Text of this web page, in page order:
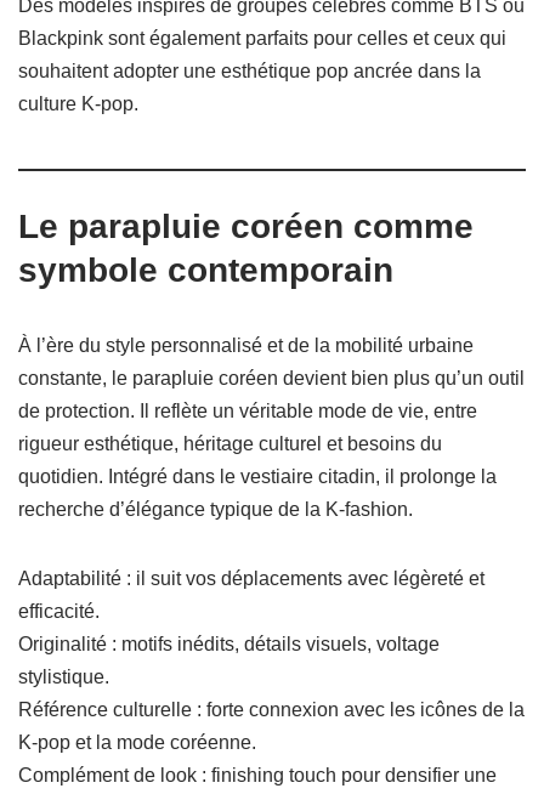
Des modèles inspirés de groupes célèbres comme BTS ou
Blackpink sont également parfaits pour celles et ceux qui
souhaitent adopter une esthétique pop ancrée dans la
culture K-pop.
Le parapluie coréen comme
symbole contemporain
À l’ère du style personnalisé et de la mobilité urbaine
constante, le parapluie coréen devient bien plus qu’un outil
de protection. Il reflète un véritable mode de vie, entre
rigueur esthétique, héritage culturel et besoins du
quotidien. Intégré dans le vestiaire citadin, il prolonge la
recherche d’élégance typique de la K-fashion.
Adaptabilité : il suit vos déplacements avec légèreté et
efficacité.
Originalité : motifs inédits, détails visuels, voltage
stylistique.
Référence culturelle : forte connexion avec les icônes de la
K-pop et la mode coréenne.
Complément de look : finishing touch pour densifier une